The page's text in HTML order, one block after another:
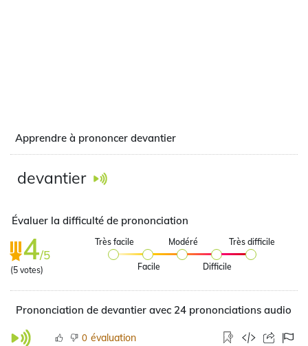
Apprendre à prononcer devantier
devantier
Évaluer la difficulté de prononciation
4/5
(5 votes)
Très facile
Facile
Modéré
Difficile
Très difficile
Prononciation de devantier avec 24 prononciations audio
0 évaluation